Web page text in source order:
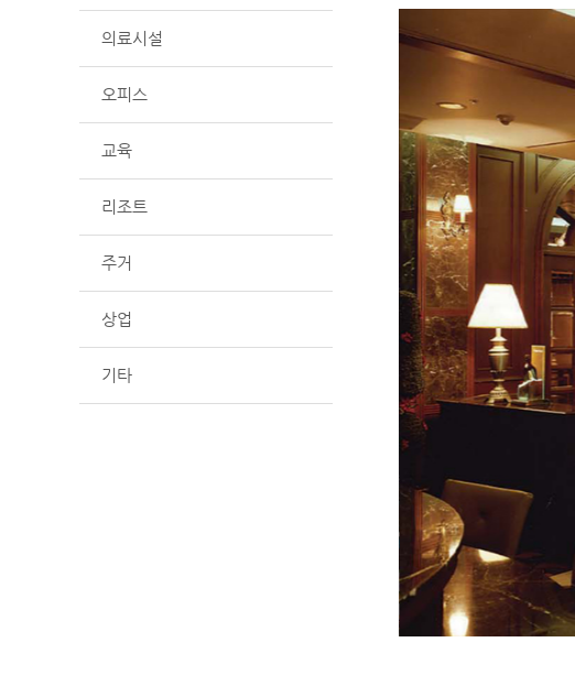
의료시설
오피스
교육
리조트
주거
상업
기타